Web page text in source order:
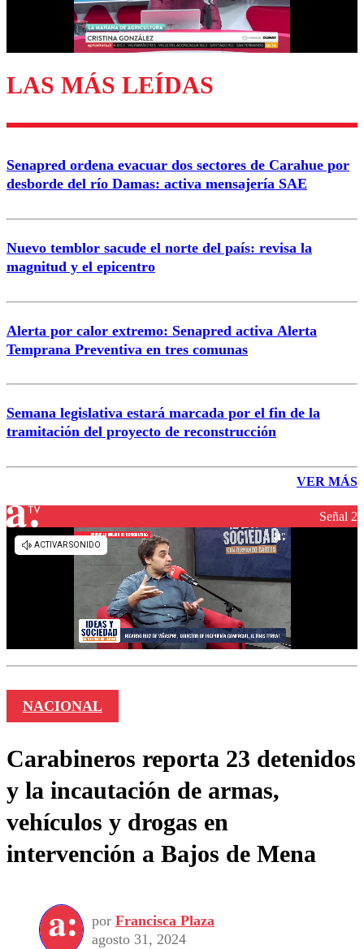
Enviar comentario
LAS MÁS LEÍDAS
Senapred ordena evacuar dos sectores de Carahue por
desborde del río Damas: activa mensajería SAE
Nuevo temblor sacude el norte del país: revisa la
magnitud y el epicentro
Alerta por calor extremo: Senapred activa Alerta
Temprana Preventiva en tres comunas
Semana legislativa estará marcada por el fin de la
tramitación del proyecto de reconstrucción
VER MÁS
Señal 2
NACIONAL
Carabineros reporta 23 detenidos
y la incautación de armas,
vehículos y drogas en
intervención a Bajos de Mena
por Francisca Plaza
agosto 31, 2024